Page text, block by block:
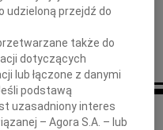
kondolencje
udzieloną przejdź do
także do
dotyczących
lub łączone z danymi
podstawą
uzasadniony interes
– Agora S.A. – lub